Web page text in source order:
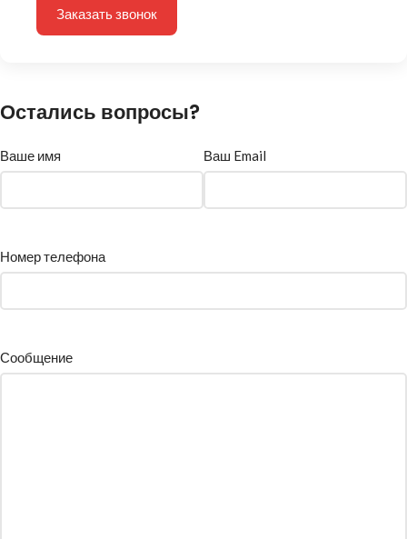
Заказать звонок
Остались вопросы?
Ваше имя Ваш Email
Номер телефона
Сообщение